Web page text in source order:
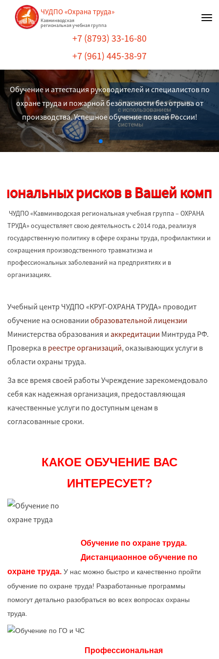
ЧУДПО «Охрана труда»
Кавминводская
региональная учебная группа
+7 (8793) 33-16-80
+7 (961) 445-38-97
Обучение и аттестация руководителей и специалистов по
охране труда и пожарной безопасности без отрыва от
производства. Успешное обучение по всей России!
рисков в Вашей
ЧУДПО «Кавминводская региональная учебная группа – ОХРАНА
ТРУДА» осуществляет свою деятельность с 2014 года, реализуя
государственную политику в сфере охраны труда, профилактики и
сокращения производственного травматизма и
профессиональных заболеваний на предприятиях и в
организациях.
Учебный центр ЧУДПО «КРУГ-ОХРАНА ТРУДА» проводит
обучение на основании образовательной лицензии
Министерства образования и аккредитации Минтруда РФ.
Проверка в реестре организаций, оказывающих услуги в
области охраны труда.
За все время своей работы Учреждение зарекомендовало
себя как надежная организация, предоставляющая
качественные услуги по доступным ценам в
согласованные сроки.
КАКОЕ ОБУЧЕНИЕ ВАС
ИНТЕРЕСУЕТ?
Обучение по охране труда.
Дистанциаонное обучение по
охране труда. У нас можно быстро и качественно пройти
обучение по охране труда! Разработанные программы
помогут детально разобраться во всех вопросах охраны
труда.
Профессиональная